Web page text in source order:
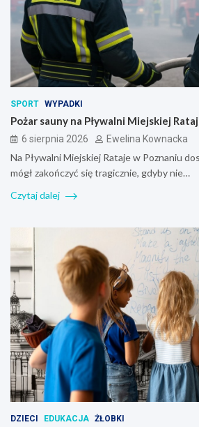
SPORT WYPADKI
Pożar sauny na Pływalni Miejskiej
6 sierpnia 2026 Ewelina Kownacka
Na Pływalni Miejskiej Rataje w Poznaniu
mógł zakończyć się tragicznie, gdyby nie…
Czytaj dalej
DZIECI EDUKACJA ŻŁOBKI